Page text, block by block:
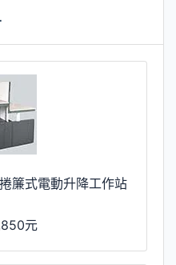
簾式電動升降工作站
元